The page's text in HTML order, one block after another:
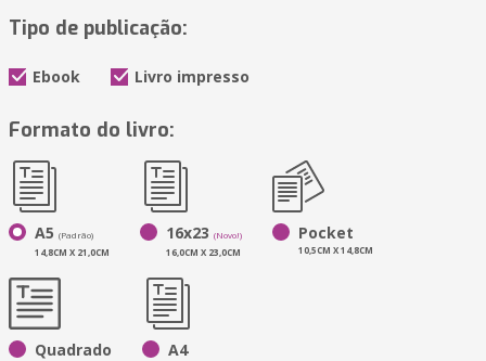
Tipo de publicação:
Ebook Livro impresso
Formato do livro:
A5 (Padrão)
14,8CM X 21,0CM
16x23 (Novo!)
16,0CM X 23,0CM
Pocket
10,5CM X 14,8CM
Quadrado A4